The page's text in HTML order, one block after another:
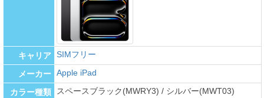
キャリア SIMフリー
メーカー Apple iPad
カラー種類 スペースブラック(MWRY3) / シルバー(MWT03)